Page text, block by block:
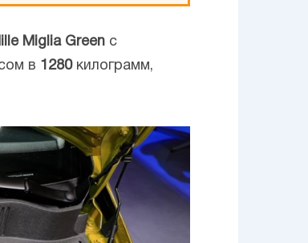
Miglia Green с
в 1280килограмм,